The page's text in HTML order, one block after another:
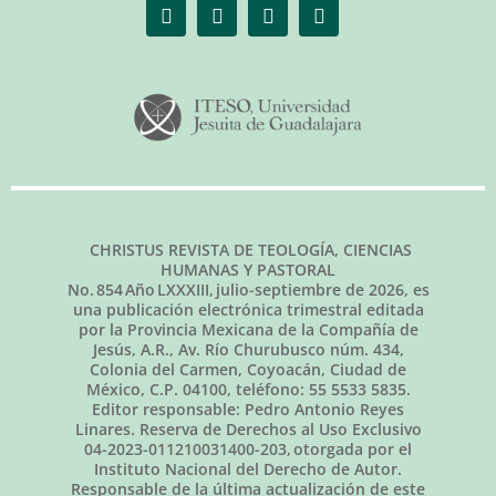
CHRISTUS REVISTA DE TEOLOGÍA, CIENCIAS
HUMANAS Y PASTORAL
No.854Año LXXXIII, julio-septiembre de 2026, es
una publicación electrónica trimestral editada
por la Provincia Mexicana de la Compañía de
Jesús, A.R., Av. Río Churubusco núm. 434,
Colonia del Carmen, Coyoacán, Ciudad de
México, C.P. 04100, teléfono: 55 5533 5835.
Editor responsable: Pedro Antonio Reyes
Linares. Reserva de Derechos al Uso Exclusivo
04-2023-011210031400-203, otorgada por el
Instituto Nacional del Derecho de Autor.
Responsable de la última actualización de este